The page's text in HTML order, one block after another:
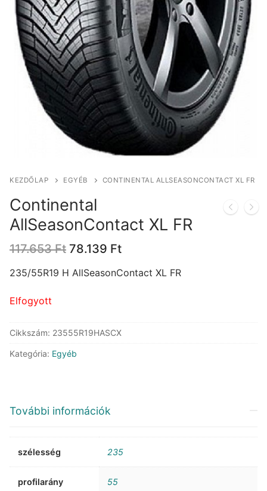
KEZDŐLAP EGYÉB CONTINENTAL ALLSEASONCONTACT XL FR
Continental
AllSeasonContact XL FR
117.653Ft Original
was:
78.139 FtCurrent
is:
235/55R19 H AllSeasonContact XL FR
Elfogyott
Cikkszám: 23555R19HASCX
Kategória: Egyéb
További információk
szélesség 235
profilarány 55